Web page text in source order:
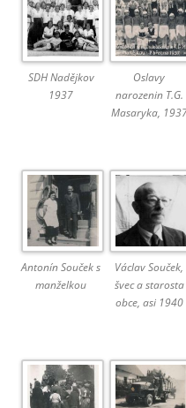
SDH Nadějkov
1937
Oslavy
narozenin T.G.
Masaryka,
Antonín Souček s
manželkou
Václav Souček,
švec a starosta
obce, asi 1940